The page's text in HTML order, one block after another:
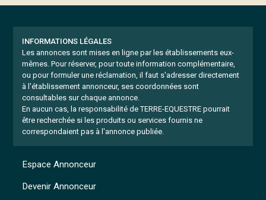
INFORMATIONS LÉGALES
Les annonces sont mises en ligne par les établissements eux-
mêmes. Pour réserver, pour toute information complémentaire,
ou pour formuler une réclamation, il faut s'adresser directement
à l'établissement annonceur, ses coordonnées sont
consultables sur chaque annonce.
En aucun cas, la responsabilité de TERRE-EQUESTRE pourrait
être recherchée si les produits ou services fournis ne
correspondaient pas à l'annonce publiée.
Espace Annonceur
Devenir Annonceur